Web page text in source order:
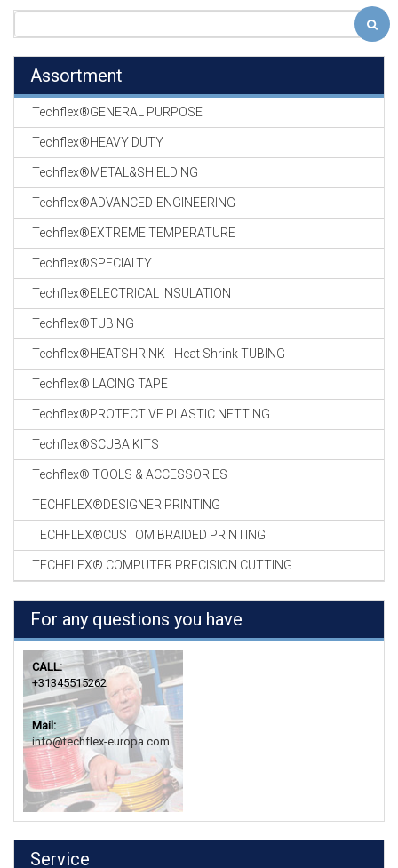
Assortment
Techflex®GENERAL PURPOSE
Techflex®HEAVY DUTY
Techflex®METAL&SHIELDING
Techflex®ADVANCED-ENGINEERING
Techflex®EXTREME TEMPERATURE
Techflex®SPECIALTY
Techflex®ELECTRICAL INSULATION
Techflex®TUBING
Techflex®HEATSHRINK - Heat Shrink TUBING
Techflex® LACING TAPE
Techflex®PROTECTIVE PLASTIC NETTING
Techflex®SCUBA KITS
Techflex® TOOLS & ACCESSORIES
TECHFLEX®DESIGNER PRINTING
TECHFLEX®CUSTOM BRAIDED PRINTING
TECHFLEX® COMPUTER PRECISION CUTTING
For any questions you have
CALL:
+31345515262
Mail:
info@techflex-europa.com
Service